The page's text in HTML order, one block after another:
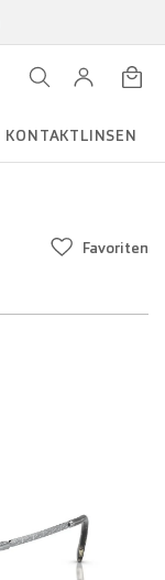
KONTAKTLINSEN
Favoriten